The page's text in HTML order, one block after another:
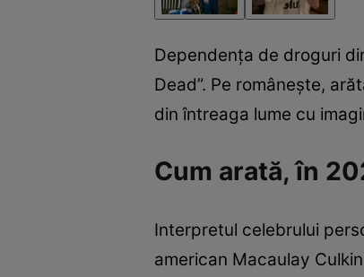
Dependența de droguri
Dead”. Pe românește,
din întreaga lume cu
Cum arată, în
Interpretul celebrului
american Macaulay